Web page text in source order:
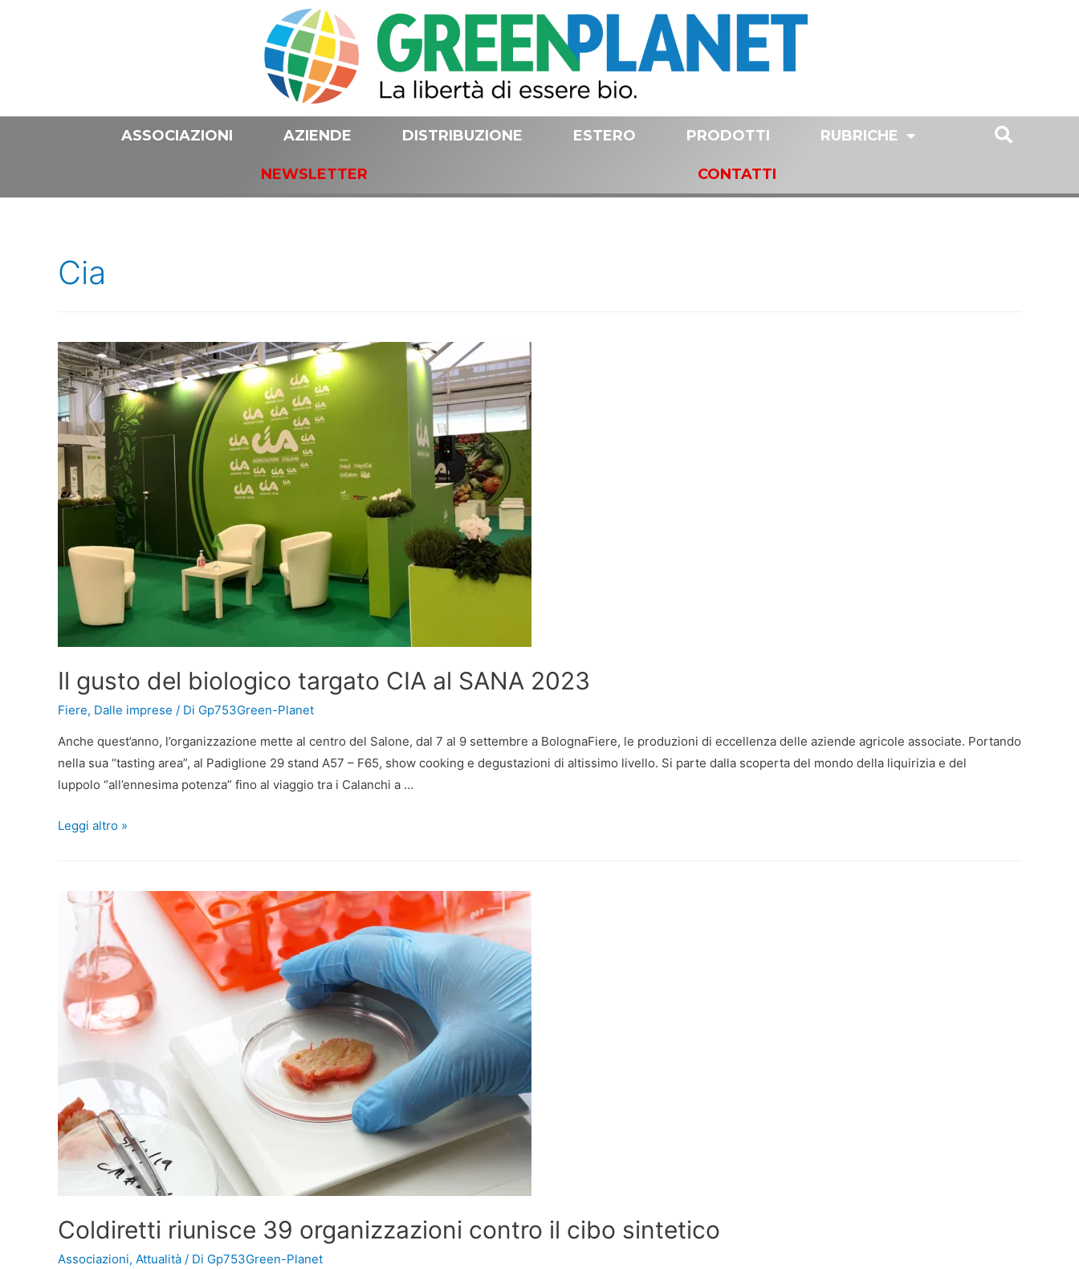
ASSOCIAZIONI AZIENDE DISTRIBUZIONE ESTERO PRODOTTI RUBRICHE
NEWSLETTER CONTATTI
Cia
Il gusto del biologico targato CIA al SANA 2023
Fiere, Dalle imprese / Di Gp753Green-Planet
Anche quest’anno, l’organizzazione mette al centro del Salone, dal 7 al 9 settembre a BolognaFiere, le produzioni di eccellenza delle aziende agricole associate. Portando
nella sua “tasting area”, al Padiglione 29 stand A57 – F65, show cooking e degustazioni di altissimo livello. Si parte dalla scoperta del mondo della liquirizia e del
luppolo “all’ennesima potenza” fino al viaggio tra i Calanchi a …
Leggi altro »
Coldiretti riunisce 39 organizzazioni contro il cibo sintetico
Associazioni, Attualità / Di Gp753Green-Planet